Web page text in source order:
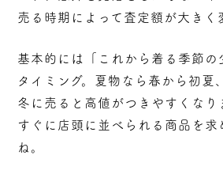
売る時期によって査定額が大きく
基本的には「これから着る季節の
タイミング。夏物なら春から初夏
冬に売ると高値がつきやすくなり
すぐに店頭に並べられる商品を求
ね。